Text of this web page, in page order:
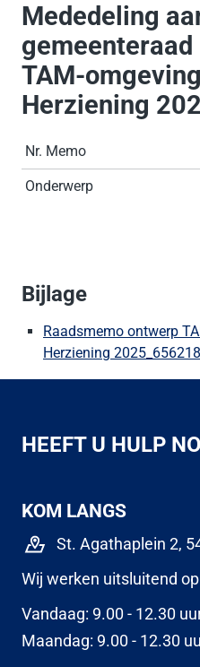
Mededeling
TAM-
Herziening
Nr. Memo
Onderwerp
Bijlage
Raadsmemo ontwerp
Herziening
HEEFT U HULP
KOM LANGS
St. Agathaplein 2,
Wij werken uitsluitend
Vandaag: 9.00 - 12.30
Maandag: 9.00 - 12.30